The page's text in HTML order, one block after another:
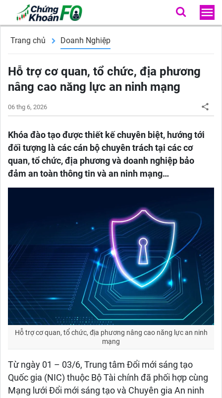
Trang chủ Doanh Nghiệp
Hỗ trợ cơ quan, tổ chức, địa phương
nâng cao năng lực an ninh mạng
06 thg 6, 2026
Khóa đào tạo được thiết kế chuyên biệt, hướng tới
đối tượng là các cán bộ chuyên trách tại các cơ
quan, tổ chức, địa phương và doanh nghiệp bảo
đảm an toàn thông tin và an ninh mạng…
Hỗ trợ cơ quan, tổ chức, địa phương nâng cao năng lực an ninh
mạng
Từ ngày 01 – 03/6, Trung tâm Đổi mới sáng tạo
Quốc gia (NIC) thuộc Bộ Tài chính đã phối hợp cùng
Mạng lưới Đổi mới sáng tạo và Chuyên gia An ninh